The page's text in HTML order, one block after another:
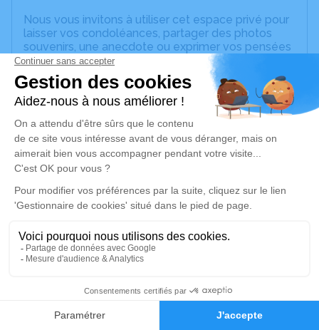
Faire-part Hommages
Nous vous invitons à utiliser cet espace privé pour
laisser vos condoléances, partager des photos
souvenirs, une anecdote ou exprimer vos pensées
à travers des poèmes ou des textes. Cet endroit
est un lieu d'expression dédié à honorer la
mémoire d’Eliane BOUTOT.
Un service de plantation d’arbre hommage est
disponible ici.
Cérémonie religieuse
samedi 11 juillet 2020 à 10h30
Église la Nativité de Notre Dame de Brannay
89150 Brannay